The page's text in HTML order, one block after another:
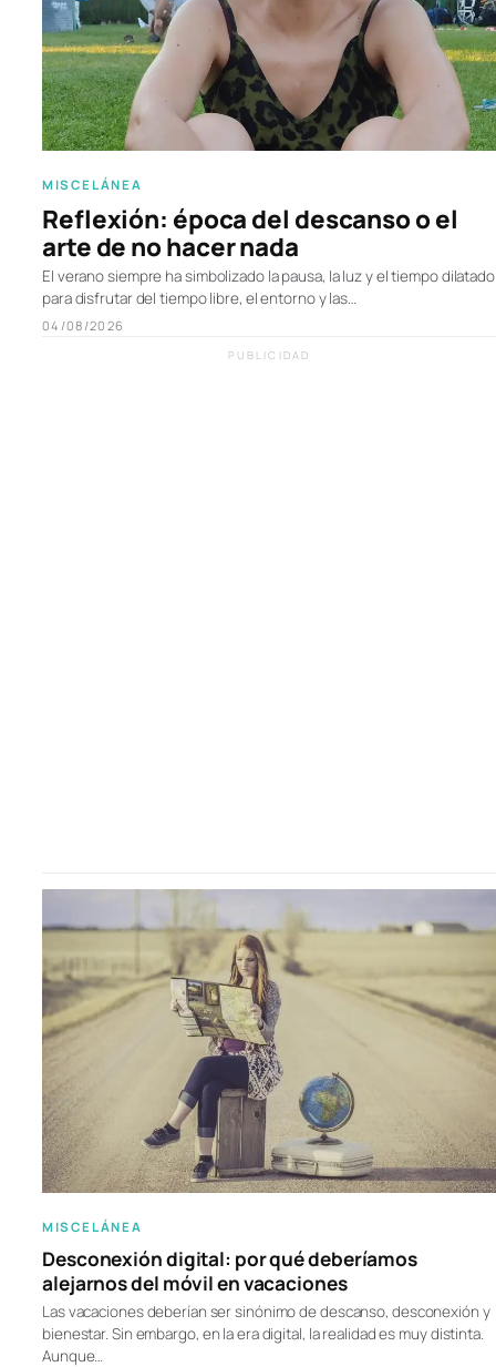
MISCELÁNEA
Reflexión: época del descanso o el
arte de no hacer nada
El verano siempre ha simbolizado la pausa, la luz y el tiempo dilatado
para disfrutar del tiempo libre, el entorno y las…
04/08/2026
PUBLICIDAD
MISCELÁNEA
Desconexión digital: por qué deberíamos
alejarnos del móvil en vacaciones
Las vacaciones deberían ser sinónimo de descanso, desconexión y
bienestar. Sin embargo, en la era digital, la realidad es muy distinta.
Aunque…